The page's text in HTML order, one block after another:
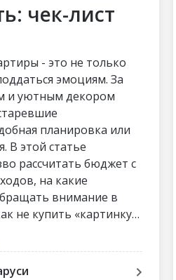
чек-лист
- это не только
эмоциям. За
и уютным декором
планировка или
В этой статье
рассчитать бюджет с
на какие
внимание в
не купить «картинку»,
Пошаговый чек-
весь путь до сделки
и разочарований.